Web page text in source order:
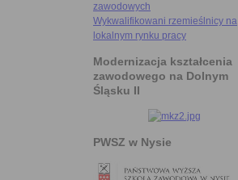
zawodowych
Wykwalifikowani rzemieślnicy na
lokalnym rynku pracy
Modernizacja kształcenia
zawodowego na Dolnym
Śląsku II
PWSZ w Nysie